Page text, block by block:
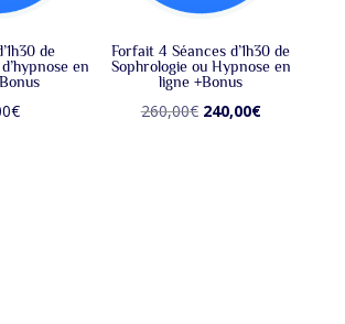
de
en
€
Forfait 4 Séances d’1h30 de
Sophrologie ou Hypnose en
ligne +Bonus
260,00€ Le
240,00€Le